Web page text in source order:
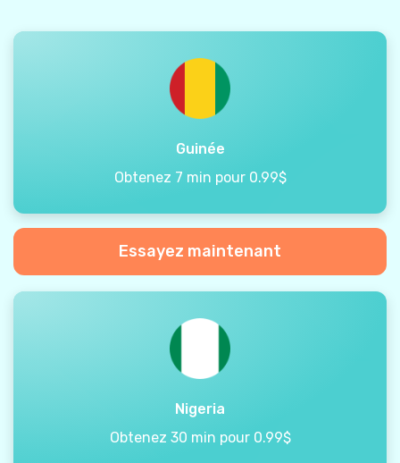
Guinée
Obtenez 7 min pour 0.99$
Essayez maintenant
Nigeria
Obtenez 30 min pour 0.99$